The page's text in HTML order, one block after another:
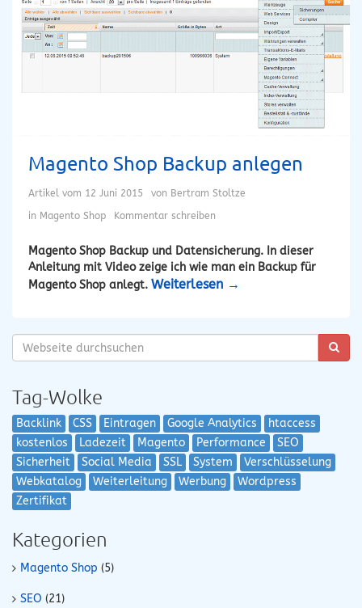
Magento Shop Backup anlegen
Artikel vom 12 Juni 2015 von Bertram Stoltze
in Magento Shop Kommentar schreiben
Magento Shop Backup und Datensicherung. In dieser
Anleitung mit Video zeige ich wie man ein Backup für
Magento Shop anlegt. Weiterlesen →
Tag-Wolke
Backlink CSS Eintragen Google Analytics
htaccess
kostenlos
Ladezeit Magento Performance
SEO
Sicherheit
Social Media SSL System
Verschlüsselung
Webkatalog
Weiterleitung Werbung
Wordpress
Zertifikat
Kategorien
Magento Shop (5)
SEO (21)